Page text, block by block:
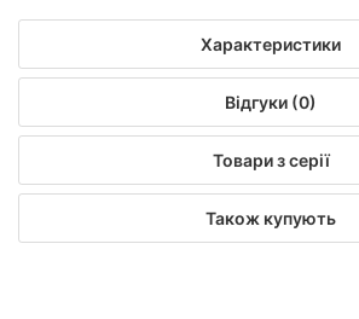
Характеристики
Відгуки (0)
Товари з серії
Також купують